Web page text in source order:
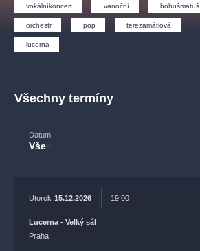
vokálníkoncert vánoční bohušmatuš
orchestr pop terezamátlová
lucerna
Všechny termíny
Datum
Vše
Utorok 15.12.2026 19:00
Lucerna - Velký sál
Praha
Nejnavštěvovanější
muzikálypraha